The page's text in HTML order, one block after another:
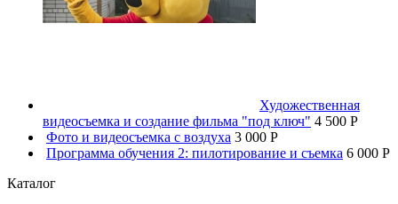
Художественная
видеосъемка и создание фильма "под ключ" 4 500 P
Фото и видеосъемка с воздуха 3 000 P
Программа обучения 2: пилотирование и съемка 6 000 P
Каталог